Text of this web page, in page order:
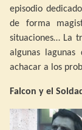
episodio
de forma
situaciones… La
algunas
achacar a los
Falcon y el